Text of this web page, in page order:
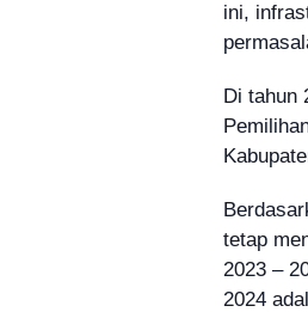
ini,
Di tahun
tetap
2023 –
2024